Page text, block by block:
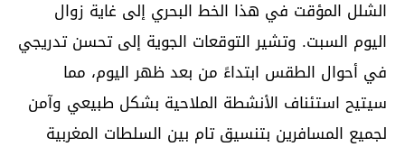
الشلل المؤقت في هذا الخط البحري إلى غاية زوال
اليوم السبت. وتشير التوقعات الجوية إلى تحسن تدريجي
في أحوال الطقس ابتداءً من بعد ظهر اليوم، مما
سيتيح استئناف الأنشطة الملاحية بشكل طبيعي وآمن
لجميع المسافرين بتنسيق تام بين السلطات المغربية